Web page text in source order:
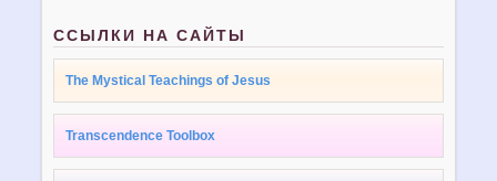
ССЫЛКИ НА САЙТЫ
The Mystical Teachings of Jesus
Transcendence Toolbox